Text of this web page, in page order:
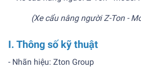
(Xe cẩu nâng người Z-Ton -
I. Thông số kỹ thuật
- Nhãn hiệu: Zton Group